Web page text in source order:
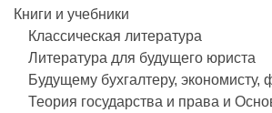
Книги и учебники
Классическая литература
Литература для будущего юриста
Будущему бухгалтеру, экономисту,
Теория государства и права и